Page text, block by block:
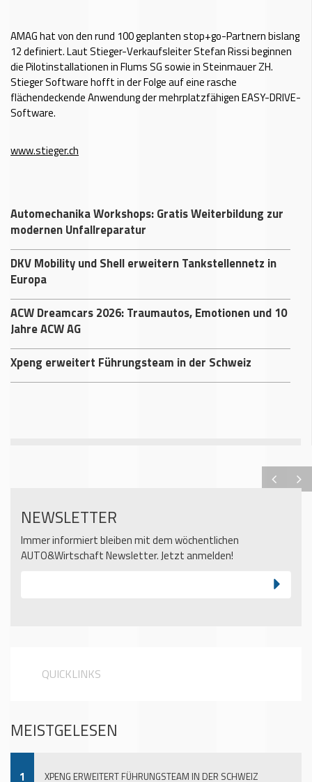
AMAG hat von den rund 100 geplanten stop+go-Partnern bislang
12 definiert. Laut Stieger-Verkaufsleiter Stefan Rissi beginnen
die Pilotinstallationen in Flums SG sowie in Steinmauer ZH.
Stieger Software hofft in der Folge auf eine rasche
flächendeckende Anwendung der mehrplatzfähigen EASY-DRIVE-
Software.
www.stieger.ch
Automechanika Workshops: Gratis Weiterbildung zur
modernen Unfallreparatur
DKV Mobility und Shell erweitern Tankstellennetz in
Europa
ACW Dreamcars 2026: Traumautos, Emotionen und 10
Jahre ACW AG
Xpeng erweitert Führungsteam in der Schweiz
NEWSLETTER
Immer informiert bleiben mit dem wöchentlichen
AUTO&Wirtschaft Newsletter. Jetzt anmelden!
QUICKLINKS
MEISTGELESEN
1 XPENG ERWEITERT FÜHRUNGSTEAM IN DER SCHWEIZ